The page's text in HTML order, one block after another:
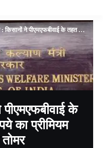
के तहत 21000 करोड़ रुपये का प्रीमियम चुकाया है : नरेंद्र सिंह तोमर
के
का प्रीमियम